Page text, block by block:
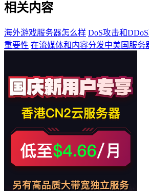
相关内容
海外游戏服务器怎么样 DoS攻击和
重要性 在流媒体和内容分发中美国服务